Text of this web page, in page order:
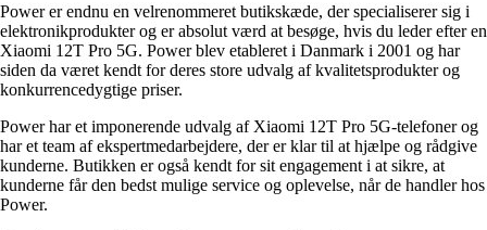
Power er endnu en velrenommeret butikskæde, der specialiserer sig i
elektronikprodukter og er absolut værd at besøge, hvis du leder efter en
Xiaomi 12T Pro 5G. Power blev etableret i Danmark i 2001 og har
siden da været kendt for deres store udvalg af kvalitetsprodukter og
konkurrencedygtige priser.
Power har et imponerende udvalg af Xiaomi 12T Pro 5G-telefoner og
har et team af ekspertmedarbejdere, der er klar til at hjælpe og rådgive
kunderne. Butikken er også kendt for sit engagement i at sikre, at
kunderne får den bedst mulige service og oplevelse, når de handler hos
Power.